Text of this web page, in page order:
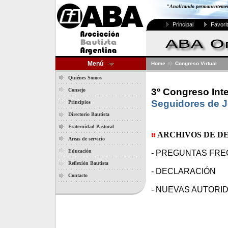
"Analizando
Principal
Menú
Quiénes Somos
Consejo
Principios
Directorio Bautista
Fraternidad Pastoral
Areas de servicio
Educación
Reflexión Bautista
Contacto
Home Congreso Virtual
3º Congreso
Seguidores de
ARCHIVOS DE
- PREGUNTAS
- DECLARACIÓN
- NUEVAS